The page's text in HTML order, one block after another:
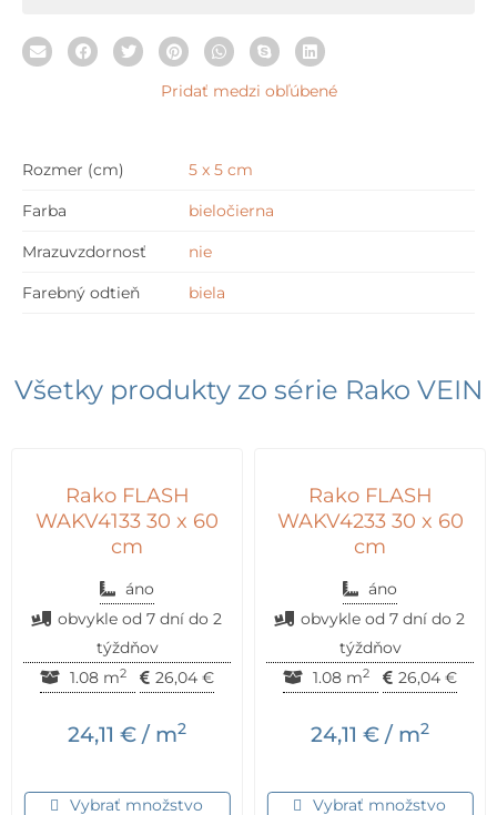
(set)
5
Pridať medzi obľúbené
Rozmer (cm) 5 x 5 cm
Farba bieločierna
Mrazuvzdornosť nie
Farebný odtieň biela
Všetky produkty zo série Rako VEIN
Rako FLASH
WAKV4133 30 x 60
cm
áno
obvykle od 7 dní do 2
týždňov
1.08 m2 26,04 €
24,11 € / m2
Vybrať množstvo
Rako FLASH
WAKV4233 30 x 60
cm
áno
obvykle od 7 dní do 2
týždňov
1.08 m2 26,04 €
24,11 € / m2
Vybrať množstvo